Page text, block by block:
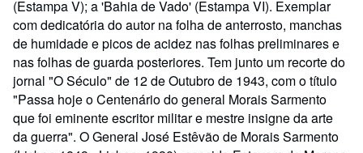
(Estampa V); a 'Bahia de Vado' (Estampa VI). Exemplar
com dedicatória do autor na folha de anterrosto, manchas
de humidade e picos de acidez nas folhas preliminares e
nas folhas de guarda posteriores. Tem junto um recorte do
jornal "O Século" de 12 de Outubro de 1943, com o título
"Passa hoje o Centenário do general Morais Sarmento
que foi eminente escritor militar e mestre insigne da arte
da guerra". O General José Estêvão de Morais Sarmento